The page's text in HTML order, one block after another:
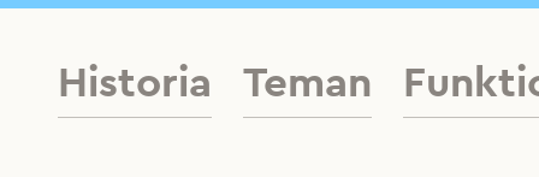
Historia Teman